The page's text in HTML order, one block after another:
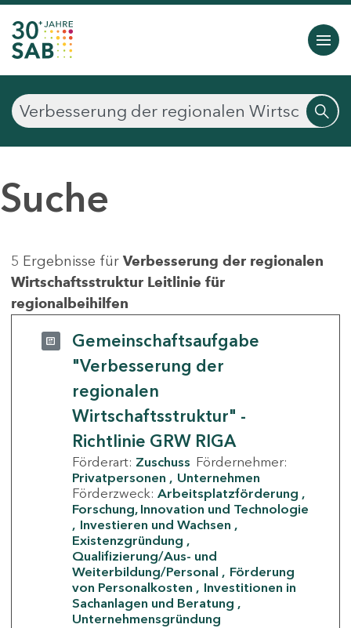
Suche
5 Ergebnisse für Verbesserung der regionalen
Wirtschaftsstruktur Leitlinie für
regionalbeihilfen
Gemeinschaftsaufgabe
"Verbesserung der
regionalen
Wirtschaftsstruktur" -
Richtlinie GRW RIGA
Förderart: Zuschuss Fördernehmer:
Privatpersonen
Unternehmen
Förderzweck: Arbeitsplatzförderung
Forschung, Innovation und Technologie
Investieren und Wachsen
Existenzgründung
Qualifizierung/Aus- und
Weiterbildung/Personal
Förderung
von Personalkosten
Investitionen in
Sachanlagen und Beratung
Unternehmensgründung